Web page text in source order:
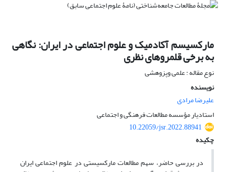
مارکسیسم آکادمیک و علوم اجتماعی در ایران: نگاهی
به برخی قلمروهای نظری
نوع مقاله : علمی وپزوهشی
نویسنده
علیرضا مرادی
استادیار مؤسسه مطالعات فرهنگی و اجتماعی
10.22059/jsr.2022.88941
چکیده
در بررسی حاضر، سهم مطالعات مارکسیستی در علوم اجتماعی ایران